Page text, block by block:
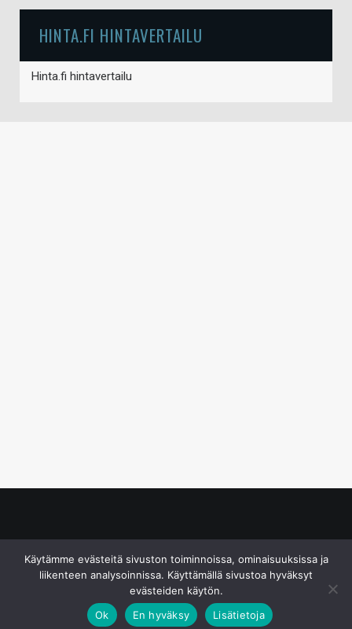
HINTA.FI HINTAVERTAILU
Hinta.fi hintavertailu
Käytämme evästeitä sivuston toiminnoissa, ominaisuuksissa ja
liikenteen analysoinnissa. Käyttämällä sivustoa hyväksyt
evästeiden käytön.
Ok
En hyväksy Lisätietoja